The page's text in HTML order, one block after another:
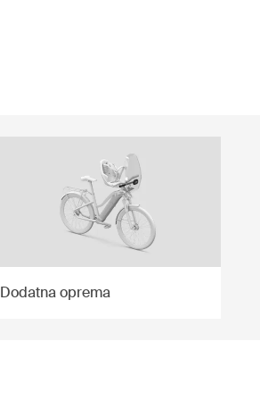
Dodatna oprema